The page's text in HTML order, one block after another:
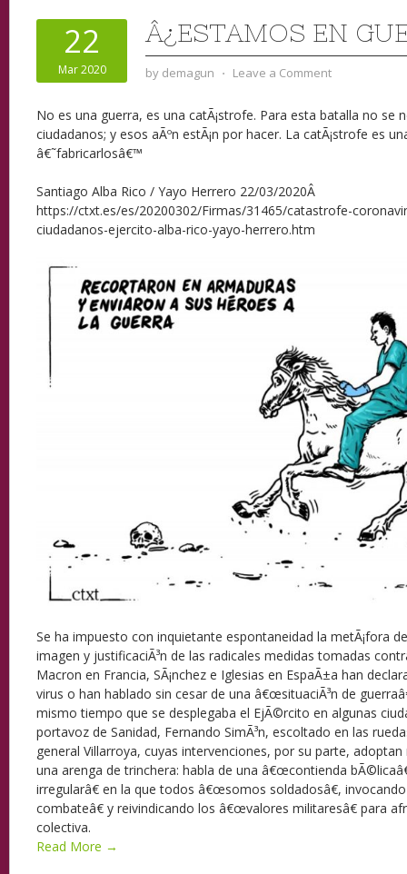
22
Mar 2020
Â¿ESTAMOS EN
by demagun ⋅ Leave a Comment
No es una guerra, es una catÃ¡strofe. Para esta batalla no se
ciudadanos; y esos aÃºn estÃ¡n por hacer. La catÃ¡strofe es
â€˜fabricarlosâ€™
Santiago Alba Rico / Yayo Herrero 22/03/2020Â
https://ctxt.es/es/20200302/Firmas/31465/catastrofe-
ciudadanos-ejercito-alba-rico-yayo-herrero.htm
Se ha impuesto con inquietante espontaneidad la metÃ¡fora
imagen y justificaciÃ³n de las radicales medidas tomadas
Macron en Francia, SÃ¡nchez e Iglesias en EspaÃ±a han
virus o han hablado sin cesar de una â€œsituaciÃ³n de
mismo tiempo que se desplegaba el EjÃ©rcito en algunas
portavoz de Sanidad, Fernando SimÃ³n, escoltado en las
general Villarroya, cuyas intervenciones, por su parte,
una arenga de trinchera: habla de una â€œcontienda
irregularâ€ en la que todos â€œsomos soldadosâ€,
combateâ€ y reivindicando los â€œvalores militaresâ€ para
colectiva.
Read More →